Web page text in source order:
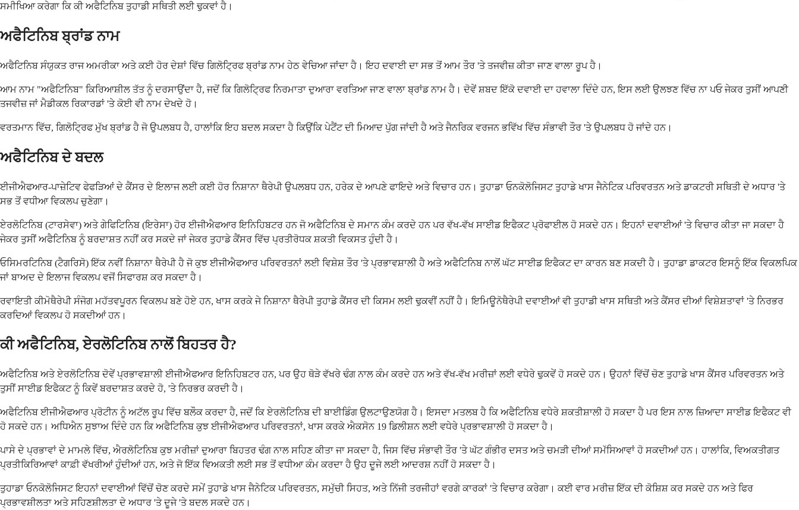
ਸਮੀਖਿਆ ਕਰੇਗਾ ਕਿ ਕੀ ਅਫੈਟਿਨਿਬ ਤੁਹਾਡੀ ਸਥਿਤੀ ਲਈ ਢੁਕਵਾਂ ਹੈ।
ਅਫੈਟਿਨਿਬ ਬ੍ਰਾਂਡ ਨਾਮ
ਅਫੈਟਿਨਿਬ ਸੰਯੁਕਤ ਰਾਜ ਅਮਰੀਕਾ ਅਤੇ ਕਈ ਹੋਰ ਦੇਸ਼ਾਂ ਵਿੱਚ ਗਿਲੋਟ੍ਰਿਫ ਬ੍ਰਾਂਡ ਨਾਮ ਹੇਠ ਵੇਚਿਆ ਜਾਂਦਾ ਹੈ। ਇਹ ਦਵਾਈ ਦਾ ਸਭ ਤੋਂ ਆਮ ਤੌਰ 'ਤੇ ਤਜਵੀਜ਼ ਕੀਤਾ ਜਾਣ ਵਾਲਾ ਰੂਪ ਹੈ।
ਆਮ ਨਾਮ "ਅਫੈਟਿਨਿਬ" ਕਿਰਿਆਸ਼ੀਲ ਤੱਤ ਨੂੰ ਦਰਸਾਉਂਦਾ ਹੈ, ਜਦੋਂ ਕਿ ਗਿਲੋਟ੍ਰਿਫ ਨਿਰਮਾਤਾ ਦੁਆਰਾ ਵਰਤਿਆ ਜਾਣ ਵਾਲਾ ਬ੍ਰਾਂਡ ਨਾਮ ਹੈ। ਦੋਵੇਂ ਸ਼ਬਦ ਇੱਕੋ ਦਵਾਈ ਦਾ ਹਵਾਲਾ ਦਿੰਦੇ ਹਨ, ਇਸ ਲਈ ਉਲਝਣ ਵਿੱਚ ਨਾ ਪਓ ਜੇਕਰ ਤੁਸੀਂ ਆਪਣੀ
ਤਜਵੀਜ਼ ਜਾਂ ਮੈਡੀਕਲ ਰਿਕਾਰਡਾਂ 'ਤੇ ਕੋਈ ਵੀ ਨਾਮ ਦੇਖਦੇ ਹੋ।
ਵਰਤਮਾਨ ਵਿੱਚ, ਗਿਲੋਟ੍ਰਿਫ ਮੁੱਖ ਬ੍ਰਾਂਡ ਹੈ ਜੋ ਉਪਲਬਧ ਹੈ, ਹਾਲਾਂਕਿ ਇਹ ਬਦਲ ਸਕਦਾ ਹੈ ਕਿਉਂਕਿ ਪੇਟੈਂਟ ਦੀ ਮਿਆਦ ਪੁੱਗ ਜਾਂਦੀ ਹੈ ਅਤੇ ਜੈਨਰਿਕ ਵਰਜਨ ਭਵਿੱਖ ਵਿੱਚ ਸੰਭਾਵੀ ਤੌਰ 'ਤੇ ਉਪਲਬਧ ਹੋ ਜਾਂਦੇ ਹਨ।
ਅਫੈਟਿਨਿਬ ਦੇ ਬਦਲ
ਈਜੀਐਫਆਰ-ਪਾਜ਼ੇਟਿਵ ਫੇਫੜਿਆਂ ਦੇ ਕੈਂਸਰ ਦੇ ਇਲਾਜ ਲਈ ਕਈ ਹੋਰ ਨਿਸ਼ਾਨਾ ਥੈਰੇਪੀ ਉਪਲਬਧ ਹਨ, ਹਰੇਕ ਦੇ ਆਪਣੇ ਫਾਇਦੇ ਅਤੇ ਵਿਚਾਰ ਹਨ। ਤੁਹਾਡਾ ਓਨਕੋਲੋਜਿਸਟ ਤੁਹਾਡੇ ਖਾਸ ਜੈਨੇਟਿਕ ਪਰਿਵਰਤਨ ਅਤੇ ਡਾਕਟਰੀ ਸਥਿਤੀ ਦੇ ਅਧਾਰ 'ਤੇ
ਸਭ ਤੋਂ ਵਧੀਆ ਵਿਕਲਪ ਚੁਣੇਗਾ।
ਏਰਲੋਟਿਨਿਬ (ਟਾਰਸੇਵਾ) ਅਤੇ ਗੇਫਿਟਿਨਿਬ (ਇਰੇਸਾ) ਹੋਰ ਈਜੀਐਫਆਰ ਇਨਿਹਿਬਟਰ ਹਨ ਜੋ ਅਫੈਟਿਨਿਬ ਦੇ ਸਮਾਨ ਕੰਮ ਕਰਦੇ ਹਨ ਪਰ ਵੱਖ-ਵੱਖ ਸਾਈਡ ਇਫੈਕਟ ਪ੍ਰੋਫਾਈਲ ਹੋ ਸਕਦੇ ਹਨ। ਇਹਨਾਂ ਦਵਾਈਆਂ 'ਤੇ ਵਿਚਾਰ ਕੀਤਾ ਜਾ ਸਕਦਾ ਹੈ
ਜੇਕਰ ਤੁਸੀਂ ਅਫੈਟਿਨਿਬ ਨੂੰ ਬਰਦਾਸ਼ਤ ਨਹੀਂ ਕਰ ਸਕਦੇ ਜਾਂ ਜੇਕਰ ਤੁਹਾਡੇ ਕੈਂਸਰ ਵਿੱਚ ਪ੍ਰਤੀਰੋਧਕ ਸ਼ਕਤੀ ਵਿਕਸਤ ਹੁੰਦੀ ਹੈ।
ਓਸਿਮਰਟਿਨਿਬ (ਟੈਗਰਿਸੋ) ਇੱਕ ਨਵੀਂ ਨਿਸ਼ਾਨਾ ਥੈਰੇਪੀ ਹੈ ਜੋ ਕੁਝ ਈਜੀਐਫਆਰ ਪਰਿਵਰਤਨਾਂ ਲਈ ਵਿਸ਼ੇਸ਼ ਤੌਰ 'ਤੇ ਪ੍ਰਭਾਵਸ਼ਾਲੀ ਹੈ ਅਤੇ ਅਫੈਟਿਨਿਬ ਨਾਲੋਂ ਘੱਟ ਸਾਈਡ ਇਫੈਕਟ ਦਾ ਕਾਰਨ ਬਣ ਸਕਦੀ ਹੈ। ਤੁਹਾਡਾ ਡਾਕਟਰ ਇਸਨੂੰ ਇੱਕ ਵਿਕਲਪਿਕ
ਜਾਂ ਬਾਅਦ ਦੇ ਇਲਾਜ ਵਿਕਲਪ ਵਜੋਂ ਸਿਫਾਰਸ਼ ਕਰ ਸਕਦਾ ਹੈ।
ਰਵਾਇਤੀ ਕੀਮੋਥੈਰੇਪੀ ਸੰਜੋਗ ਮਹੱਤਵਪੂਰਨ ਵਿਕਲਪ ਬਣੇ ਹੋਏ ਹਨ, ਖਾਸ ਕਰਕੇ ਜੇ ਨਿਸ਼ਾਨਾ ਥੈਰੇਪੀ ਤੁਹਾਡੇ ਕੈਂਸਰ ਦੀ ਕਿਸਮ ਲਈ ਢੁਕਵੀਂ ਨਹੀਂ ਹੈ। ਇਮਿਊਨੋਥੈਰੇਪੀ ਦਵਾਈਆਂ ਵੀ ਤੁਹਾਡੀ ਖਾਸ ਸਥਿਤੀ ਅਤੇ ਕੈਂਸਰ ਦੀਆਂ ਵਿਸ਼ੇਸ਼ਤਾਵਾਂ 'ਤੇ ਨਿਰਭਰ
ਕਰਦਿਆਂ ਵਿਕਲਪ ਹੋ ਸਕਦੀਆਂ ਹਨ।
ਕੀ ਅਫੈਟਿਨਿਬ, ਏਰਲੋਟਿਨਿਬ ਨਾਲੋਂ ਬਿਹਤਰ ਹੈ?
ਅਫੈਟਿਨਿਬ ਅਤੇ ਏਰਲੋਟਿਨਿਬ ਦੋਵੇਂ ਪ੍ਰਭਾਵਸ਼ਾਲੀ ਈਜੀਐਫਆਰ ਇਨਿਹਿਬਟਰ ਹਨ, ਪਰ ਉਹ ਥੋੜੇ ਵੱਖਰੇ ਢੰਗ ਨਾਲ ਕੰਮ ਕਰਦੇ ਹਨ ਅਤੇ ਵੱਖ-ਵੱਖ ਮਰੀਜ਼ਾਂ ਲਈ ਵਧੇਰੇ ਢੁਕਵੇਂ ਹੋ ਸਕਦੇ ਹਨ। ਉਹਨਾਂ ਵਿੱਚੋਂ ਚੋਣ ਤੁਹਾਡੇ ਖਾਸ ਕੈਂਸਰ ਪਰਿਵਰਤਨ ਅਤੇ
ਤੁਸੀਂ ਸਾਈਡ ਇਫੈਕਟ ਨੂੰ ਕਿਵੇਂ ਬਰਦਾਸ਼ਤ ਕਰਦੇ ਹੋ, 'ਤੇ ਨਿਰਭਰ ਕਰਦੀ ਹੈ।
ਅਫੈਟਿਨਿਬ ਈਜੀਐਫਆਰ ਪ੍ਰੋਟੀਨ ਨੂੰ ਅਟੱਲ ਰੂਪ ਵਿੱਚ ਬਲੌਕ ਕਰਦਾ ਹੈ, ਜਦੋਂ ਕਿ ਏਰਲੋਟਿਨਿਬ ਦੀ ਬਾਈਡਿੰਗ ਉਲਟਾਉਣਯੋਗ ਹੈ। ਇਸਦਾ ਮਤਲਬ ਹੈ ਕਿ ਅਫੈਟਿਨਿਬ ਵਧੇਰੇ ਸ਼ਕਤੀਸ਼ਾਲੀ ਹੋ ਸਕਦਾ ਹੈ ਪਰ ਇਸ ਨਾਲ ਜ਼ਿਆਦਾ ਸਾਈਡ ਇਫੈਕਟ ਵੀ
ਹੋ ਸਕਦੇ ਹਨ। ਅਧਿਐਨ ਸੁਝਾਅ ਦਿੰਦੇ ਹਨ ਕਿ ਅਫੈਟਿਨਿਬ ਕੁਝ ਈਜੀਐਫਆਰ ਪਰਿਵਰਤਨਾਂ, ਖਾਸ ਕਰਕੇ ਐਕਸੋਨ 19 ਡਿਲੀਸ਼ਨ ਲਈ ਵਧੇਰੇ ਪ੍ਰਭਾਵਸ਼ਾਲੀ ਹੋ ਸਕਦਾ ਹੈ।
ਪਾਸੇ ਦੇ ਪ੍ਰਭਾਵਾਂ ਦੇ ਮਾਮਲੇ ਵਿੱਚ, ਐਰਲੋਟਿਨਿਬ ਕੁਝ ਮਰੀਜ਼ਾਂ ਦੁਆਰਾ ਬਿਹਤਰ ਢੰਗ ਨਾਲ ਸਹਿਣ ਕੀਤਾ ਜਾ ਸਕਦਾ ਹੈ, ਜਿਸ ਵਿੱਚ ਸੰਭਾਵੀ ਤੌਰ 'ਤੇ ਘੱਟ ਗੰਭੀਰ ਦਸਤ ਅਤੇ ਚਮੜੀ ਦੀਆਂ ਸਮੱਸਿਆਵਾਂ ਹੋ ਸਕਦੀਆਂ ਹਨ। ਹਾਲਾਂਕਿ, ਵਿਅਕਤੀਗਤ
ਪ੍ਰਤੀਕਿਰਿਆਵਾਂ ਕਾਫ਼ੀ ਵੱਖਰੀਆਂ ਹੁੰਦੀਆਂ ਹਨ, ਅਤੇ ਜੋ ਇੱਕ ਵਿਅਕਤੀ ਲਈ ਸਭ ਤੋਂ ਵਧੀਆ ਕੰਮ ਕਰਦਾ ਹੈ ਉਹ ਦੂਜੇ ਲਈ ਆਦਰਸ਼ ਨਹੀਂ ਹੋ ਸਕਦਾ ਹੈ।
ਤੁਹਾਡਾ ਓਨਕੋਲੋਜਿਸਟ ਇਹਨਾਂ ਦਵਾਈਆਂ ਵਿੱਚੋਂ ਚੋਣ ਕਰਦੇ ਸਮੇਂ ਤੁਹਾਡੇ ਖਾਸ ਜੈਨੇਟਿਕ ਪਰਿਵਰਤਨ, ਸਮੁੱਚੀ ਸਿਹਤ, ਅਤੇ ਨਿੱਜੀ ਤਰਜੀਹਾਂ ਵਰਗੇ ਕਾਰਕਾਂ 'ਤੇ ਵਿਚਾਰ ਕਰੇਗਾ। ਕਈ ਵਾਰ ਮਰੀਜ਼ ਇੱਕ ਦੀ ਕੋਸ਼ਿਸ਼ ਕਰ ਸਕਦੇ ਹਨ ਅਤੇ ਫਿਰ
ਪ੍ਰਭਾਵਸ਼ੀਲਤਾ ਅਤੇ ਸਹਿਣਸ਼ੀਲਤਾ ਦੇ ਅਧਾਰ 'ਤੇ ਦੂਜੇ 'ਤੇ ਬਦਲ ਸਕਦੇ ਹਨ।